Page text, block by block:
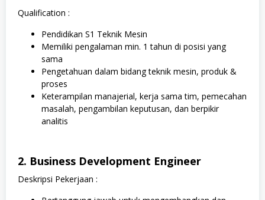
Qualification :
Pendidikan S1 Teknik Mesin
Memiliki pengalaman min. 1 tahun di posisi yang
sama
Pengetahuan dalam bidang teknik mesin, produk &
proses
Keterampilan manajerial, kerja sama tim, pemecahan
masalah, pengambilan keputusan, dan berpikir
analitis
2. Business Development Engineer
Deskripsi Pekerjaan :